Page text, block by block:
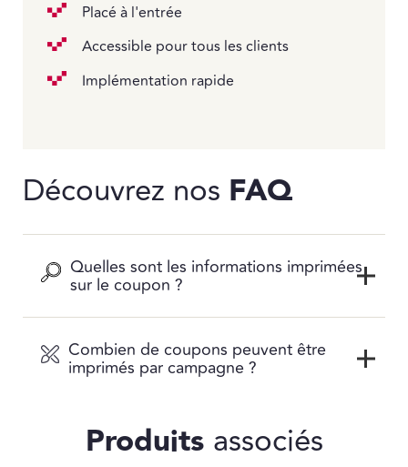
Placé à l'entrée
Accessible pour tous les clients
Implémentation rapide
Découvrez nos FAQ
Quelles sont les informations imprimées
sur le coupon ?
Combien de coupons peuvent être
imprimés par campagne ?
Produits associés